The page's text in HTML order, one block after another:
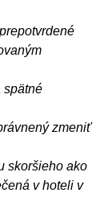
spätné
zmeniť
skoršieho ako
v hoteli v